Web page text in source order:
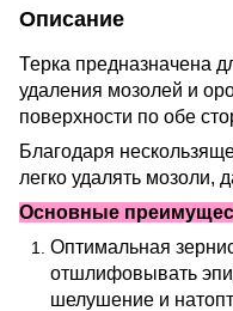
Описание
Терка предназначена
удаления мозолей и
поверхности по обе
Благодаря
легко удалять мозоли,
Основные
Оптимальная
отшлифовывать
шелушение и